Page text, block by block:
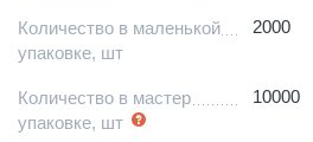
Количество в маленькой
упаковке, шт
2000
Количество в мастер
упаковке, шт
10000